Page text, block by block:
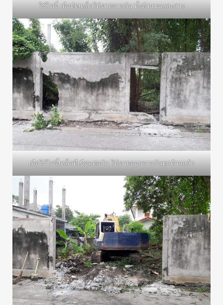
ใช้ไฟจี้ เพื่อตัดเหล็กให้ขาดจากกัน ทั้งด้านบนและล่าง
เมื่อใช้ไฟจี้เหล็กที่เชื่อมต่อกัน ให้ขาดออกจากกันทุกด้านแล้ว